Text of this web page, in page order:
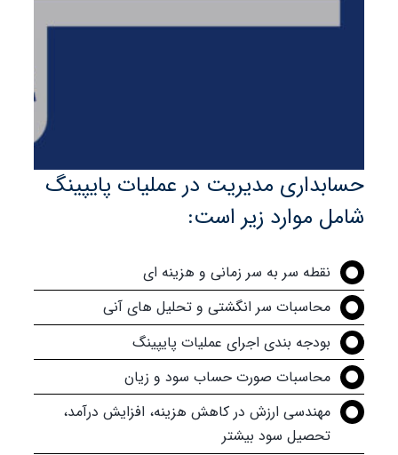
حسابداری مدیریت در عملیات پایپینگ
شامل موارد زیر است:
نقطه سر به سر زمانی و هزینه ای
محاسبات سر انگشتی و تحلیل های آنی
بودجه بندی اجرای عملیات پایپینگ
محاسبات صورت حساب سود و زیان
مهندسی ارزش در کاهش هزینه، افزایش درآمد،
تحصیل سود بیشتر